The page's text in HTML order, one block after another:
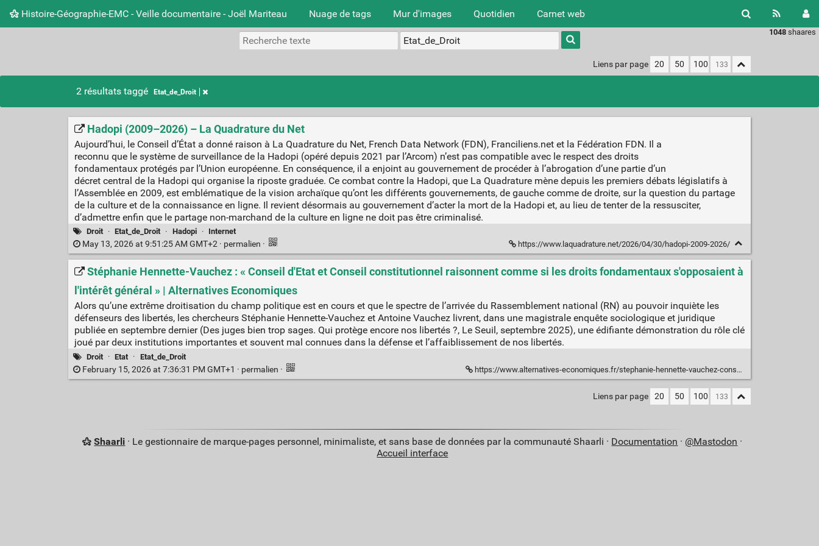
Histoire-Géographie-EMC - Veille documentaire - Joël Mariteau Nuage de tags Mur d'images Quotidien Carnet web
1048 shaares
Type 1 or
more
charactersLiens par page 20 50 100
2 résultats taggé Etat_de_Droit
Hadopi (2009–2026) – La Quadrature du Net
Aujourd’hui, le Conseil d’État a donné raison à La Quadrature du Net, French Data Network (FDN), Franciliens.net et la Fédération FDN. Il a
reconnu que le système de surveillance de la Hadopi (opéré depuis 2021 par l’Arcom) n’est pas compatible avec le respect des droits
fondamentaux protégés par l’Union européenne. En conséquence, il a enjoint au gouvernement de procéder à l’abrogation d’une partie d’un
décret central de la Hadopi qui organise la riposte graduée. Ce combat contre la Hadopi, que La Quadrature mène depuis les premiers débats législatifs à
l’Assemblée en 2009, est emblématique de la vision archaïque qu’ont les différents gouvernements, de gauche comme de droite, sur la question du partage
de la culture et de la connaissance en ligne. Il revient désormais au gouvernement d’acter la mort de la Hadopi et, au lieu de tenter de la ressusciter,
d’admettre enfin que le partage non-marchand de la culture en ligne ne doit pas être criminalisé.
Droit · Etat_de_Droit · Hadopi · Internet
May 13, 2026 at 9:51:25 AM GMT+2 · permalien · https://www.laquadrature.net/2026/04/30/hadopi-2009-2026/
Stéphanie Hennette-Vauchez : « Conseil d'Etat et Conseil constitutionnel raisonnent comme si les droits fondamentaux s'opposaient à
l'intérêt général » | Alternatives Economiques
Alors qu’une extrême droitisation du champ politique est en cours et que le spectre de l’arrivée du Rassemblement national (RN) au pouvoir inquiète les
défenseurs des libertés, les chercheurs Stéphanie Hennette-Vauchez et Antoine Vauchez livrent, dans une magistrale enquête sociologique et juridique
publiée en septembre dernier (Des juges bien trop sages. Qui protège encore nos libertés ?, Le Seuil, septembre 2025), une édifiante démonstration du rôle clé
joué par deux institutions importantes et souvent mal connues dans la défense et l’affaiblissement de nos libertés.
Droit · Etat · Etat_de_Droit
February 15, 2026 at 7:36:31 PM GMT+1 · permalien · https://www.alternatives-economiques.fr/stephanie-hennette-vauchez-conseil-detat-et-conseil-constitutionnel-rai/00117739
Liens par page 20 50 100
Shaarli · Le gestionnaire de marque-pages personnel, minimaliste, et sans base de données par la communauté Shaarli · Documentation · @Mastodon ·
Accueil interface